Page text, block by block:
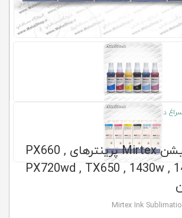
دارید؟
جوهر سابلیمیشن Mirtex پرینترهای PX660 ,
PX720wd , TX650 , 1430w ,
Mirtex Ink